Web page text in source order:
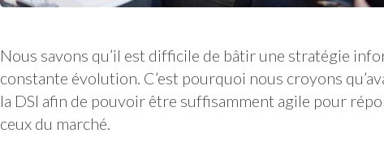
Nous savons qu’il est difficile de bâtir une stratégie
constante évolution. C’est pourquoi nous croyons
la DSI afin de pouvoir être suffisamment agile pour
ceux du marché.